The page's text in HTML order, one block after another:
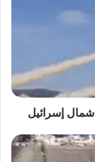
إسرائيل